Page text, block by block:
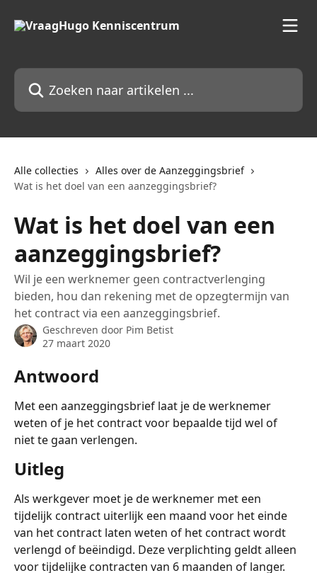
Zoeken naar artikelen ...
Alle collecties
Alles over de Aanzeggingsbrief
Wat is het doel van een aanzeggingsbrief?
Wat is het doel van een
aanzeggingsbrief?
Wil je een werknemer geen contractverlenging
bieden, hou dan rekening met de opzegtermijn van
het contract via een aanzeggingsbrief.
Geschreven door Pim Betist
27 maart 2020
Antwoord
Met een aanzeggingsbrief laat je de werknemer
weten of je het contract voor bepaalde tijd wel of
niet te gaan verlengen.
Uitleg
Als werkgever moet je de werknemer met een
tijdelijk contract uiterlijk een maand voor het einde
van het contract laten weten of het contract wordt
verlengd of beëindigd. Deze verplichting geldt alleen
voor tijdelijke contracten van 6 maanden of langer.